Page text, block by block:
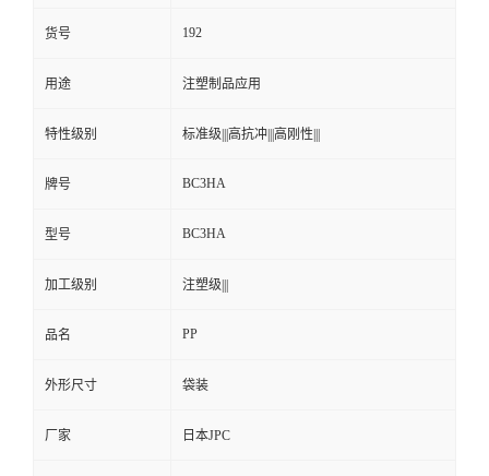
货号 192
用途 注塑制品应用
特性级别 标准级|||高抗冲|||高刚性|||
牌号 BC3HA
型号 BC3HA
加工级别 注塑级|||
品名 PP
外形尺寸 袋装
厂家 日本JPC